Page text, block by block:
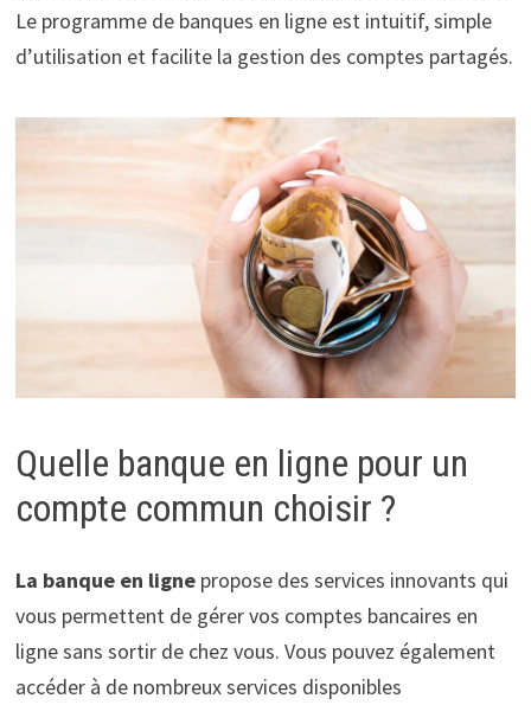
Le programme de banques en ligne est intuitif, simple
d’utilisation et facilite la gestion des comptes partagés.
Quelle banque en ligne pour un
compte commun choisir ?
La banque en lignepropose des services innovants qui
vous permettent de gérer vos comptes bancaires en
ligne sans sortir de chez vous. Vous pouvez également
accéder à de nombreux services disponibles